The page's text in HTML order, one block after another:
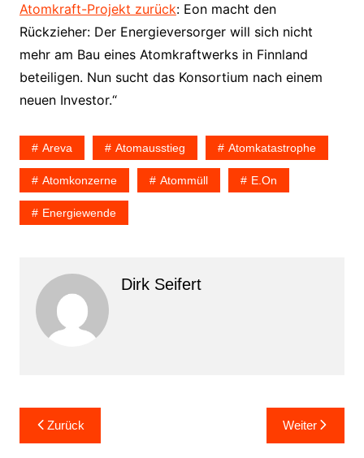
Atomkraft-Projekt zurück: Eon macht den
Rückzieher: Der Energieversorger will sich nicht
mehr am Bau eines Atomkraftwerks in Finnland
beteiligen. Nun sucht das Konsortium nach einem
neuen Investor.“
Areva Atomausstieg Atomkatastrophe
Atomkonzerne Atommüll E.on
Energiewende
Dirk Seifert
Beitragsnavigation
Zurück Weiter